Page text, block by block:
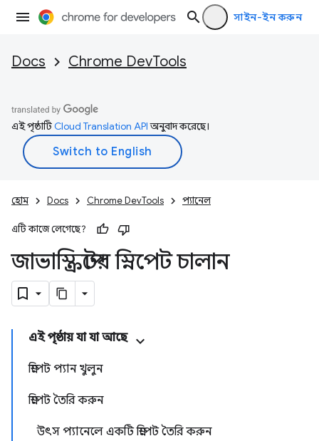
সাইন-ইন করুন
Docs Chrome DevTools
এই পৃষ্ঠাটিCloud Translation APIঅনুবাদ করেছে।
হোম Docs Chrome DevTools প্যানেল
এটি কাজে লেগেছে?
জাভাস্ক্রিপ্টের স্নিপেট চালান
এই পৃষ্ঠায় যা যা আছে
স্নিপেট প্যান খুলুন
স্নিপেট তৈরি করুন
উৎস প্যানেলে একটি স্নিপেট তৈরি করুন